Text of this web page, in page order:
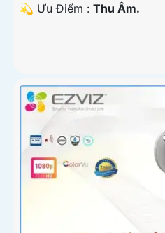
️💫 Ưu Điểm : Thu Âm.